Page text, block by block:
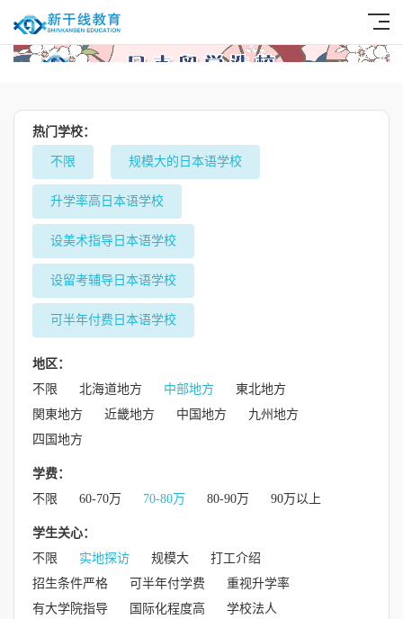
热门学校：
不限 规模大的日本语学校
升学率高日本语学校
设美术指导日本语学校
设留考辅导日本语学校
可半年付费日本语学校
地区：
不限
北海道地方 中部地方
東北地方
関東地方
近畿地方 中国地方
九州地方
四国地方
学费：
不限
60-70万 70-80万 80-90万 90万以上
学生关心：
不限
实地探访 规模大
打工介绍
招生条件严格
可半年付学费
重视升学率
有大学院指导
国际化程度高
学校法人